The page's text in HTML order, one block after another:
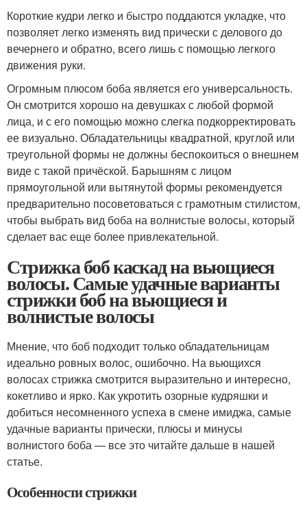
Короткие кудри легко и быстро поддаются укладке, что
позволяет легко изменять вид прически с делового до
вечернего и обратно, всего лишь с помощью легкого
движения руки.
Огромным плюсом боба является его универсальность.
Он смотрится хорошо на девушках с любой формой
лица, и с его помощью можно слегка подкорректировать
ее визуально. Обладательницы квадратной, круглой или
треугольной формы не должны беспокоиться о внешнем
виде с такой причёской. Барышням с лицом
прямоугольной или вытянутой формы рекомендуется
предварительно посоветоваться с грамотным стилистом,
чтобы выбрать вид боба на волнистые волосы, который
сделает вас еще более привлекательной.
Стрижка боб каскад на вьющиеся
волосы. Самые удачные варианты
стрижки боб на вьющиеся и
волнистые волосы
Мнение, что боб подходит только обладательницам
идеально ровных волос, ошибочно. На вьющихся
волосах стрижка смотрится выразительно и интересно,
кокетливо и ярко. Как укротить озорные кудряшки и
добиться несомненного успеха в смене имиджа, самые
удачные варианты прически, плюсы и минусы
волнистого боба — все это читайте дальше в нашей
статье.
Особенности стрижки